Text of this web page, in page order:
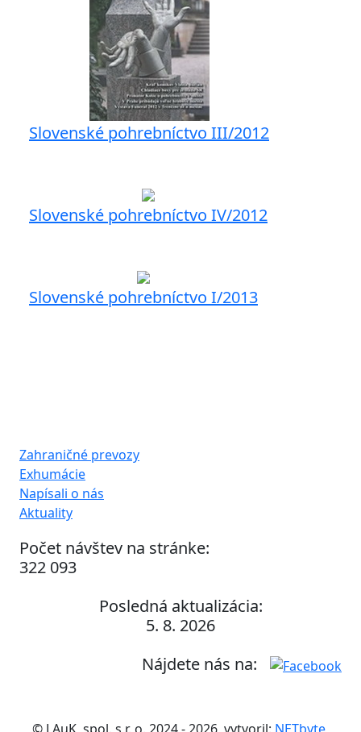
Slovenské pohrebníctvo III/2012
Slovenské pohrebníctvo IV/2012
Slovenské pohrebníctvo I/2013
Zahraničné prevozy
Exhumácie
Napísali o nás
Aktuality
Počet návštev na stránke:
322 093
Posledná aktualizácia:
5. 8. 2026
Nájdete nás na: